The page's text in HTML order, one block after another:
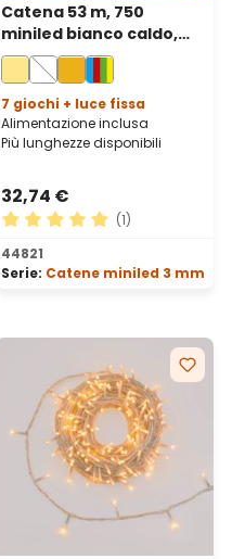
Catena 53 m, 750
miniled bianco caldo,
cavo trasparente
7 giochi + luce fissa
Alimentazione inclusa
Più lunghezze disponibili
32,74 €
Valutazione media di 5 su
(1)
44821
Serie: Catene miniled 3 mm